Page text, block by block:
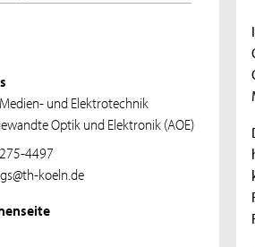
und Elektrotechnik
Optik und Elektronik (AOE)
4497
koeln.de